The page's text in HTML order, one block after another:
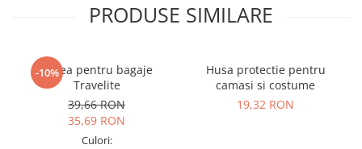
PRODUSE SIMILARE
-10%
Curea pentru bagaje
Travelite
39,66 RON
35,69 RON
Culori:
Husa protectie pentru
camasi si costume
19,32 RON